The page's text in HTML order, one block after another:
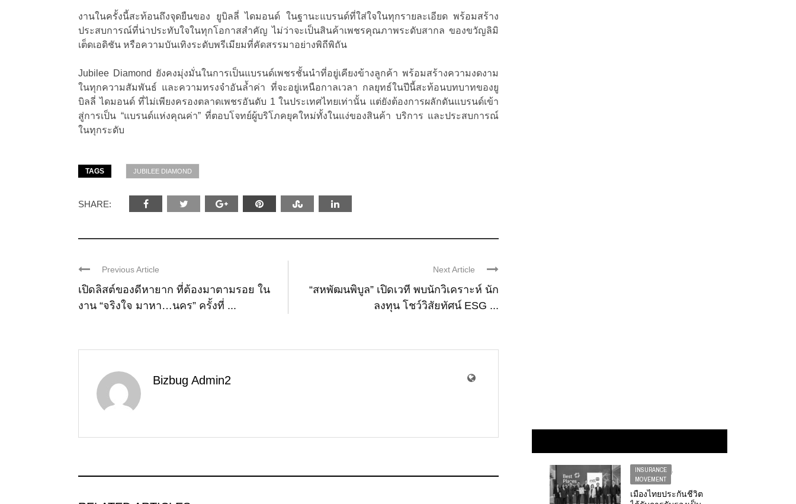
งานในครั้งนี้สะท้อนถึงจุดยืนของ ยูบิลลี่ ไดมอนด์ ในฐานะแบรนด์ที่ใส่ใจในทุกรายละเอียด พร้อมสร้าง
ประสบการณ์ที่น่าประทับใจในทุกโอกาสสำคัญ ไม่ว่าจะเป็นสินค้าเพชรคุณภาพระดับสากล ของขวัญลิมิ
เต็ดเอดิชัน หรือความบันเทิงระดับพรีเมียมที่คัดสรรมาอย่างพิถีพิถัน
Jubilee Diamond ยังคงมุ่งมั่นในการเป็นแบรนด์เพชรชั้นนำที่อยู่เคียงข้างลูกค้า พร้อมสร้างความงดงาม
ในทุกความสัมพันธ์ และความทรงจำอันล้ำค่า ที่จะอยู่เหนือกาลเวลา กลยุทธ์ในปีนี้สะท้อนบทบาทของยู
บิลลี่ ไดมอนด์ ที่ไม่เพียงครองตลาดเพชรอันดับ 1 ในประเทศไทยเท่านั้น แต่ยังต้องการผลักดันแบรนด์เข้า
สู่การเป็น “แบรนด์แห่งคุณค่า” ที่ตอบโจทย์ผู้บริโภคยุคใหม่ทั้งในแง่ของสินค้า บริการ และประสบการณ์
ในทุกระดับ
TAGS JUBILEE DIAMOND
SHARE:
Previous Article
เปิดลิสต์ของดีหายาก ที่ต้องมาตามรอย ใน
งาน “จริงใจ มาหา…นคร” ครั้งที่ ...
Next Article
“สหพัฒนพิบูล” เปิดเวที พบนักวิเคราะห์ นัก
ลงทุน โชว์วิสัยทัศน์ ESG ...
Bizbug Admin2
INSURANCE
,
MOVEMENT
เมืองไทยประกันชีวิต